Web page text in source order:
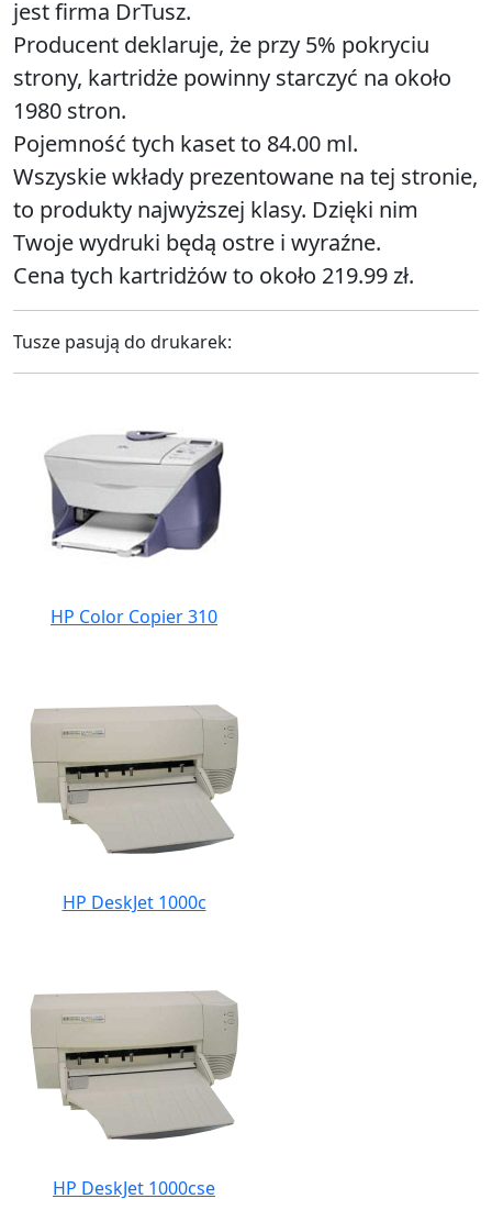
jest firma DrTusz.
Producent deklaruje, że przy 5% pokryciu
strony, kartridże powinny starczyć na około
1980 stron.
Pojemność tych kaset to 84.00 ml.
Wszyskie wkłady prezentowane na tej stronie,
to produkty najwyższej klasy. Dzięki nim
Twoje wydruki będą ostre i wyraźne.
Cena tych kartridżów to około 219.99 zł.
Tusze pasują do drukarek:
HP Color Copier 310
HP DeskJet 1000c
HP DeskJet 1000cse